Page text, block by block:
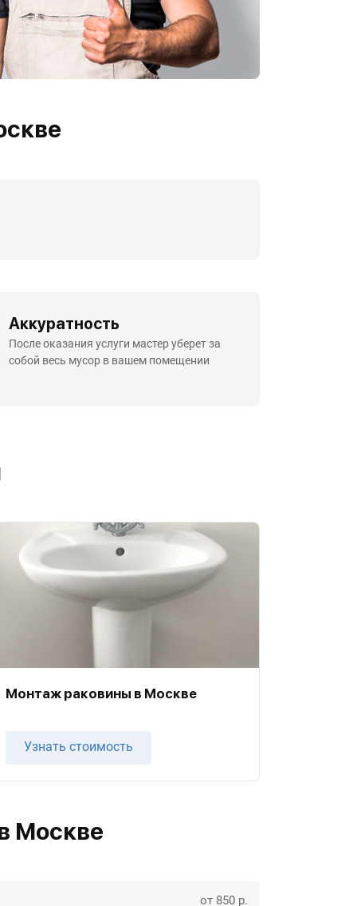
Аккуратность
После оказания услуги мастер уберет за
собой весь мусор в вашем помещении
Монтаж раковины в Москве
Узнать стоимость
Москве
от 850 р.